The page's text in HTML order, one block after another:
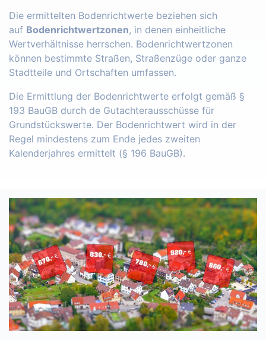
Die ermittelten Bodenrichtwerte beziehen sich
auf Bodenrichtwertzonen, in denen einheitliche
Wertverhältnisse herrschen. Bodenrichtwertzonen
können bestimmte Straßen, Straßenzüge oder ganze
Stadtteile und Ortschaften umfassen.
Die Ermittlung der Bodenrichtwerte erfolgt gemäß §
193 BauGB durch de Gutachterausschüsse für
Grundstückswerte. Der Bodenrichtwert wird in der
Regel mindestens zum Ende jedes zweiten
Kalenderjahres ermittelt (§ 196 BauGB).